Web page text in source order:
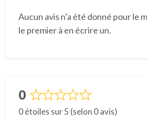
Aucun avis n’a été donné pour le
le premier à en écrire un.
0
N
o
0 étoiles sur 5 (selon 0 avis)